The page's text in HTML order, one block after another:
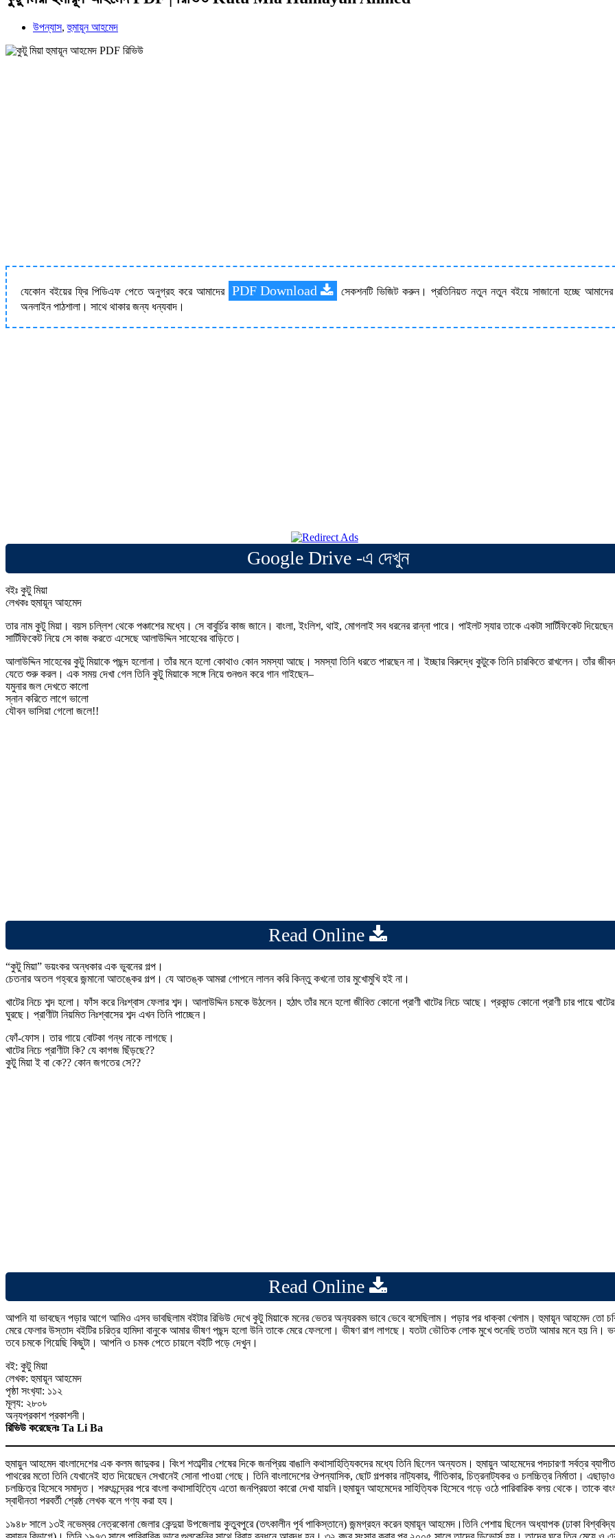
উপন্যাস,হুমায়ূন আহমেদ
যেকোন বইয়ের ফ্রি পিডিএফ পেতে অনুগ্রহ করে আমাদের PDF Download
সেকশনটি ভিজিট করুন। প্রতিনিয়ত নতুন নতুন বইয়ে সাজানো হচ্ছে
অনলাইন পাঠশালা। সাথে থাকার জন্য ধন্যবাদ।
Google Drive -এ দেখুন
বইঃ কুটু মিয়া
লেখকঃ হুমায়ূন আহমেদ
তার নাম কুটু মিয়া। বয়স চল্লিশ থেকে পঞ্চাশের মধ্যে। সে বাবুর্চির কাজ জানে। বাংলা, ইংলিশ, থাই, মোগলাই সব ধরনের রান্না পারে। পাইলট স‍্যার তাকে একটা সার্টিফিকেট
সার্টিফিকেট নিয়ে সে কাজ করতে এসেছে আলাউদ্দিন সাহেবের বাড়িতে।
আলাউদ্দিন সাহেবের কুটু মিয়াকে পছন্দ হলোনা। তাঁর মনে হলো কোথাও কোন সমস্যা আছে। সমস্যা তিনি ধরতে পারছেন না। ইচ্ছার বিরুদ্ধে কুটুকে তিনি চারকিতে রাখলেন। তাঁর
যেতে শুরু করল। এক সময় দেখা গেল তিনি কুটু মিয়াকে সঙ্গে নিয়ে গুনগুন করে গান গাইছেন–
যমুনার জল দেখতে কালো
স্নান করিতে লাগে ভালো
যৌবন ভাসিয়া গেলো জলে!!
Read Online
“কুটু মিয়া” ভয়ংকর অন্ধকার এক ভুবনের গল্প।
চেতনার অতল গহ্বরে জন্মানো আতঙ্কের গল্প। যে আতঙ্ক আমরা গোপনে লালন করি কিন্তু কখনো তার মুখোমুখি হই না।
খাটের নিচে শব্দ হলো। ফাঁস করে নিঃশ্বাস ফেলার শব্দ। আলাউদ্দিন চমকে উঠলেন। হঠাৎ তাঁর মনে হলো জীবিত কোনো প্রাণী খাটের নিচে আছে। প্রকান্ড কোনো প্রাণী চার পায়ে খাটের
ঘুরছে। প্রাণীটা নিয়মিত নিঃশ্বাসের শব্দ এখন তিনি পাচ্ছেন।
ফোঁ-ফোস। তার গায়ে বোটকা গন্ধ নাকে লাগছে।
খাটের নিচে প্রাণীটা কি? যে কাগজ ছিঁড়ছে??
কুটু মিয়া ই বা কে?? কোন জগতের সে??
Read Online
আপনি যা ভাবছেন পড়ার আগে আমিও এসব ভাবছিলাম বইটার রিভিউ দেখে কুটু মিয়াকে মনের ভেতর অন‍্যরকম ভাবে ভেবে বসেছিলাম। পড়ার পর ধাক্কা খেলাম। হুমায়ূন আহমেদ তো
মেরে ফেলার উস্তাদ বইটির চরিত্র হামিদা বানুকে আমার ভীষণ পছন্দ হলো উনি তাকে মেরে ফেললো। ভীষণ রাগ লাগছে। যতটা ভৌতিক লোক মুখে শুনেছি ততটা আমার মনে হয় নি।
তবে চমকে গিয়েছি কিছুটা। আপনি ও চমক পেতে চায়লে বইটি পড়ে দেখুন।
বই: কুটু মিয়া
লেখক: হুমায়ূন আহমেদ
পৃষ্ঠা সংখ‍্যা: ১১২
মূল‍্য: ২৮০৳
অন‍্যপ্রকাশ প্রকাশনী।
রিভিউ করেছেনঃ Ta Li Ba
হুমায়ুন আহমেদ বাংলাদেশের এক কলম জাদুকর। বিংশ শতাব্দীর শেষের দিকে জনপ্রিয় বাঙালি কথাসাহিত্যিকদের মধ্যে তিনি ছিলেন অন্যতম। হুমায়ুন আহমেদের পদচারণা সর্বত্র
পাথরের মতো তিনি যেখানেই হাত দিয়েছেন সেখানেই সোনা পাওয়া গেছে। তিনি বাংলাদেশের ঔপন্যাসিক, ছোট গল্পকার নাট্যকার, গীতিকার, চিত্রনাট্যকর ও চলচ্চিত্র নির্মাতা।
চলচ্চিত্র হিসেবে সমাদৃত। শরৎচন্দ্রের পরে বাংলা কথাসাহিত্যিে এতো জনপ্রিয়তা কারো দেখা যায়নি।হুমায়ুন আহমেদের সাহিত্যিক হিসেবে গড়ে ওঠে পারিবারিক বলয় থেকে। তাকে
স্বাধীনতা পরবর্তী শ্রেষ্ঠ লেখক বলে গণ্য করা হয।
১৯৪৮ সালে ১৩ই নভেম্বর নেত্রকোনা জেলার কেন্দুয়া উপজেলায় কুতুবপুরে (তৎকালীন পূর্ব পাকিস্তানে) জন্মগ্রহন করেন হুমায়ূন আহমেদ।তিনি পেশায় ছিলেন অধ্যাপক (ঢাকা